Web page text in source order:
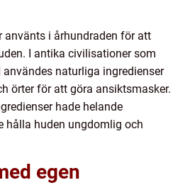
använts i århundraden för att
I antika civilisationer som
användes naturliga ingredienser
örter för att göra ansiktsmasker.
hade helande
hålla huden ungdomlig och
egen